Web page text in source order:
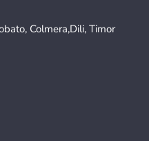
Colmera,Dili, Timor